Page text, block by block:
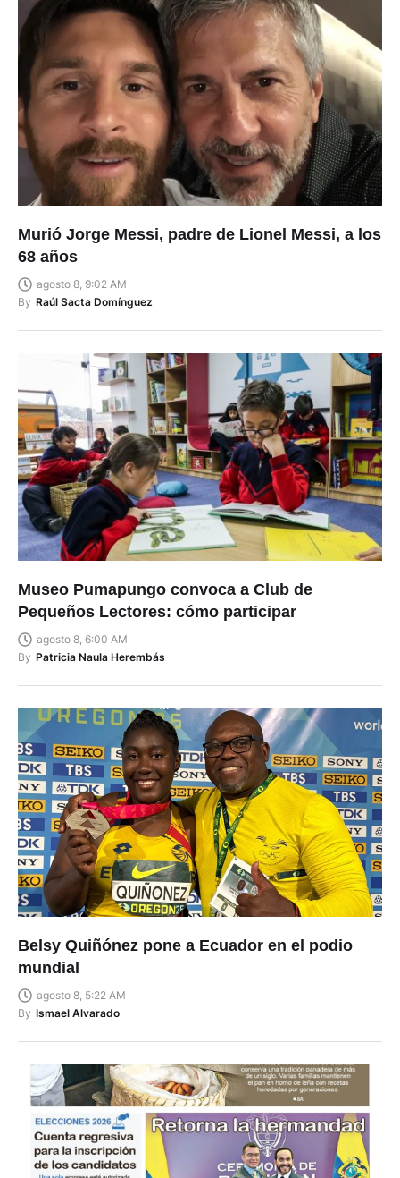
Murió Jorge Messi, padre de Lionel Messi, a los
68 años
agosto 8, 9:02 AM
By Raúl Sacta Domínguez
Museo Pumapungo convoca a Club de
Pequeños Lectores: cómo participar
agosto 8, 6:00 AM
By Patricia Naula Herembás
Belsy Quiñónez pone a Ecuador en el podio
mundial
agosto 8, 5:22 AM
By Ismael Alvarado